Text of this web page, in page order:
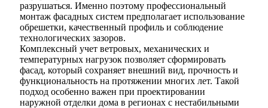
разрушаться. Именно поэтому профессиональный
монтаж фасадных систем предполагает использование
обрешетки, качественный профиль и соблюдение
технологических зазоров.
Комплексный учет ветровых, механических и
температурных нагрузок позволяет сформировать
фасад, который сохраняет внешний вид, прочность и
функциональность на протяжении многих лет. Такой
подход особенно важен при проектировании
наружной отделки дома в регионах с нестабильными